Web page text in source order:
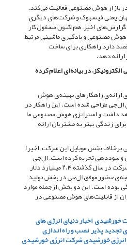
بازار هوش‌ مصنوعی فعالیت می‌کند.
یعنی فیسبوک و شرکت‌های دیگری
اخیر، هم‌اکنون مشغول کار
مصنوعی و یادگیری ماشینی مرتبط
دارد راهکاری برای ساخت
دهد.
در بیانه‌ای اعلام کرده
راهکارهای بهینه‌ی هوش
طراحی شده‌ است. این راهکار در
داشت و استراتژی هوش مصنوعی ما
زندگی بهتر به مشتریان ارائه
بخش موبایل این شرکت، اخیرا
و سوددهی تجربه کرده است. ال‌جی
اعلام کرده سود سالانه‌ی این شرکت در سال گذشته ۲.۴ میلیارد دلار
حضور موفق ال‌جی در بخش تولید
بوده است. این دو بخش ازجمله موارد
از قابلیت‌های هوش مصنوعی در
خورشیدیاخبار دنیای انرژی های
تجدید پذیرنصب و راه اندازی
خورشیدیشرکت انرژی خورشیدی